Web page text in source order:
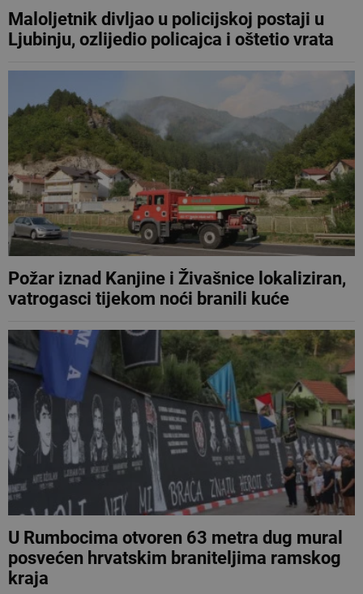
Maloljetnik divljao u policijskoj postaji u
Ljubinju, ozlijedio policajca i oštetio vrata
Požar iznad Kanjine i Živašnice lokaliziran,
vatrogasci tijekom noći branili kuće
U Rumbocima otvoren 63 metra dug mural
posvećen hrvatskim braniteljima ramskog
kraja